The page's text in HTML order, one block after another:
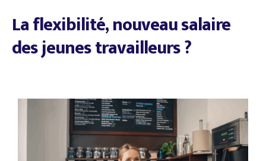
La flexibilité, nouveau salaire
des jeunes travailleurs ?